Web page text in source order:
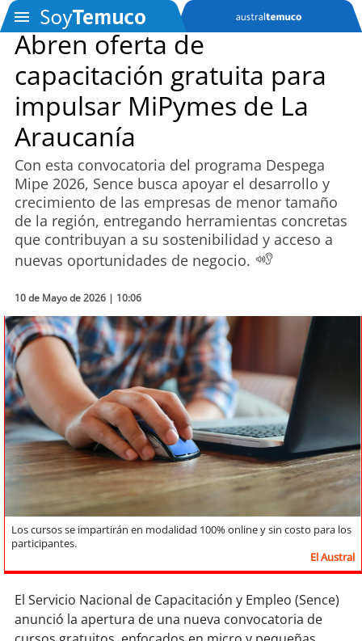
SOYTV
Podcast
Actualidad
Entretención
Deportes
Tecnología
Sostenibilidad
soychile
soyarica
iquique
soycalama
soyantofagasta
soycopiapó
Abren oferta de
capacitación gratuita para
impulsar MiPymes de La
Araucanía
Con esta convocatoria del programa Despega
Mipe 2026, Sence busca apoyar el desarrollo y
crecimiento de las empresas de menor tamaño
de la región, entregando herramientas concretas
que contribuyan a su sostenibilidad y acceso a
nuevas oportunidades de negocio.
10 de Mayo de 2026 | 10:06
Los cursos se impartirán en modalidad 100% online y sin costo para los
participantes.
El Austral
El Servicio Nacional de Capacitación y Empleo (Sence)
anunció la apertura de una nueva convocatoria de